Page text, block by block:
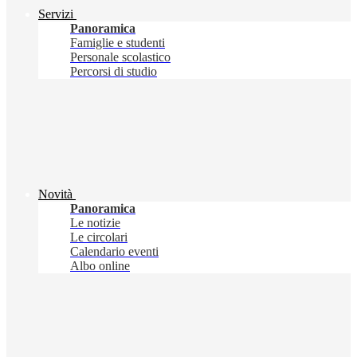
Servizi
Panoramica
Famiglie e studenti
Personale scolastico
Percorsi di studio
Novità
Panoramica
Le notizie
Le circolari
Calendario eventi
Albo online